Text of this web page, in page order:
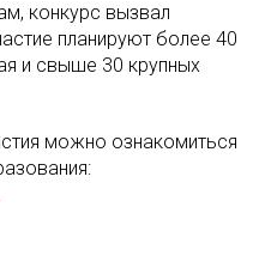
конкурс вызвал
планируют более 40
и свыше 30 крупных
можно ознакомиться